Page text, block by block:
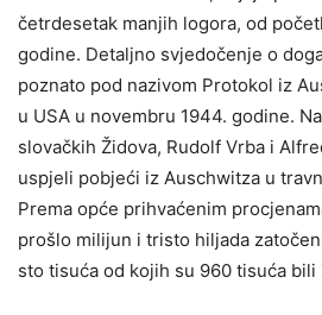
četrdesetak manjih logora, od
godine. Detaljno svjedočenje o
poznato pod nazivom Protokol iz
u USA u novembru 1944. godine.
slovačkih Židova, Rudolf Vrba i
uspjeli pobjeći iz Auschwitza u
Prema opće prihvaćenim
prošlo milijun i tristo hiljada
sto tisuća od kojih su 960 tisuća bili